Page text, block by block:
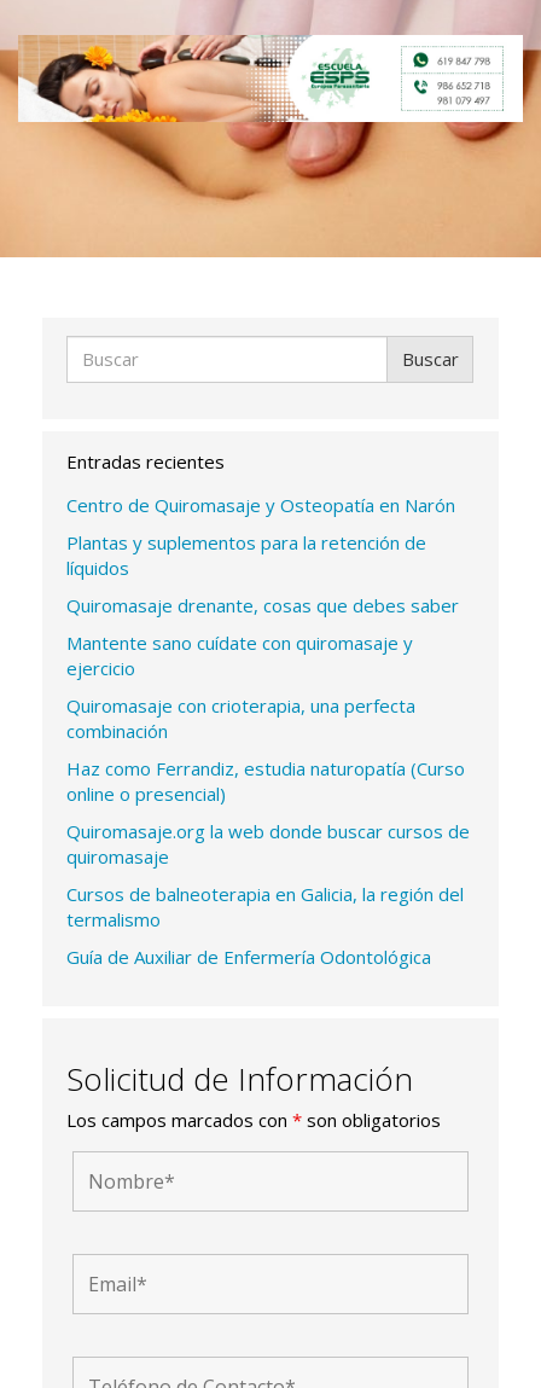
Entradas recientes
Centro de Quiromasaje y Osteopatía en Narón
Plantas y suplementos para la retención de
líquidos
Quiromasaje drenante, cosas que debes saber
Mantente sano cuídate con quiromasaje y
ejercicio
Quiromasaje con crioterapia, una perfecta
combinación
Haz como Ferrandiz, estudia naturopatía (Curso
online o presencial)
Quiromasaje.org la web donde buscar cursos de
quiromasaje
Cursos de balneoterapia en Galicia, la región del
termalismo
Guía de Auxiliar de Enfermería Odontológica
Solicitud de Información
Los campos marcados con * son obligatorios